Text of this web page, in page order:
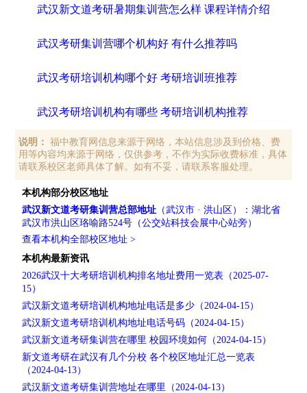
武汉新文道考研暑期集训营怎么样 课程详情介绍
武汉考研集训营哪个机构好 有什么推荐吗
武汉考研培训机构哪个好 考研培训班推荐
武汉考研培训机构有哪些 考研培训机构推荐
说明：
福中教育网信息来源于网络，本站信息涉及到价格、费
用等内容均来源于网络，仅供参考，不作为实际收费标准，具体
请联系校区老师具体了解。如有不妥，请联系客服处理。
本机构部分校区地址
武汉新文道考研集训营总部地址 （武汉市 · 洪山区）：湖北省
武汉市洪山区珞喻路524号（公交站科技会展中心站旁）
查看本机构全部校区地址 >
本机构最新资讯
2026武汉十大考研培训机构排名地址费用一览表（2025-07-
15）
武汉新文道考研培训机构地址电话是多少（2024-04-15）
武汉新文道考研培训机构地址电话号码（2024-04-15）
武汉新文道考研集训营在哪里 校园环境如何（2024-04-15）
新文道考研在武汉有几个分校 各个校区地址汇总一览表
（2024-04-13）
武汉新文道考研集训营地址在哪里（2024-04-13）